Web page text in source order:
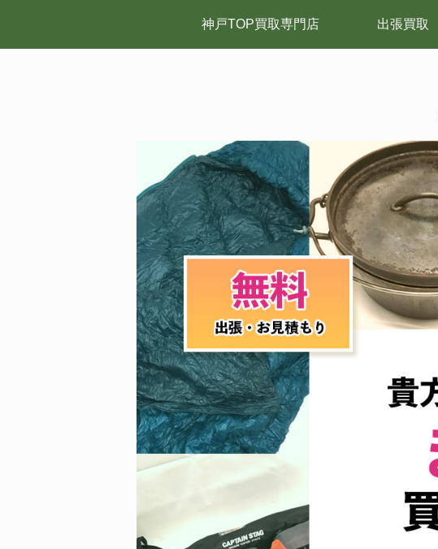
神戸TOP買取専門店 出張買取